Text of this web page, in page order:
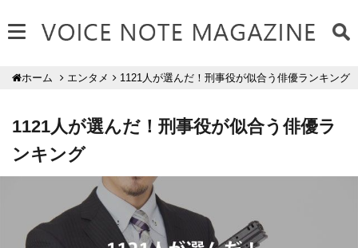
ホーム エンタメ 1121人が選んだ！刑事役が似合う俳優ランキング
1121人が選んだ！刑事役が似合う俳優ラ
ンキング